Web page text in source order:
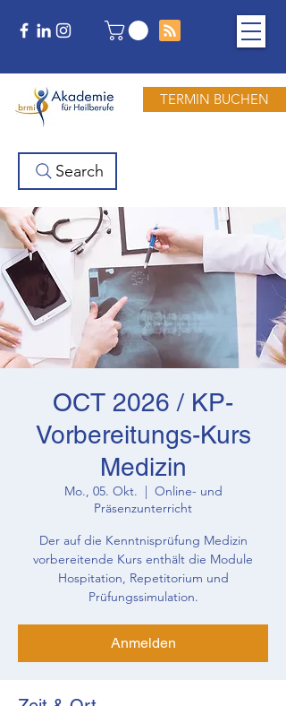
TERMIN BUCHEN
Search
OCT 2026 / KP-
Vorbereitungs-Kurs
Medizin
Mo., 05. Okt.
  |
Online- und
Präsenzunterricht
Der auf die Kenntnisprüfung Medizin
vorbereitende Kurs enthält die Module
Hospitation, Repetitorium und
Prüfungssimulation.
Anmelden